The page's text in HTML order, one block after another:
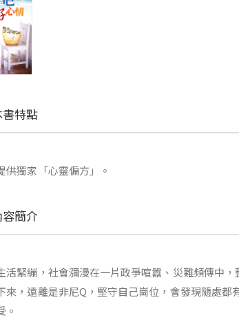
書特點
供獨家「心靈偏方」。
容簡介
活緊繃，社會瀰漫在一片政爭喧囂、災難頻傳中
來，遠離是非尼Q，堅守自己崗位，會發現隨處
。